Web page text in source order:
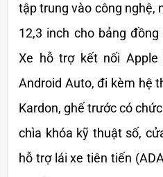
tập trung vào công nghệ,
12,3 inch cho bảng
Xe hỗ trợ kết nối Apple
Android Auto, đi kèm hệ
Kardon, ghế trước có
chìa khóa kỹ thuật số,
hỗ trợ lái xe tiên tiến